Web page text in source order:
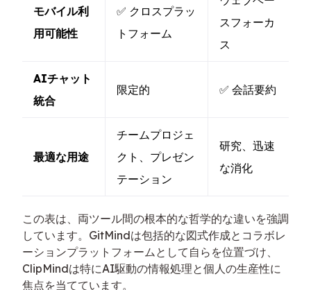
モバイル利
用可能性
✅ クロスプラッ
トフォーム
スフォーカ
ス
AIチャット
統合
限定的 ✅ 会話要約
最適な用途
チームプロジェ
クト、プレゼン
テーション
研究、迅速
な消化
この表は、両ツール間の根本的な哲学的な違いを強調
しています。GitMindは包括的な図式作成とコラボレ
ーションプラットフォームとして自らを位置づけ、
ClipMindは特にAI駆動の情報処理と個人の生産性に
焦点を当てています。